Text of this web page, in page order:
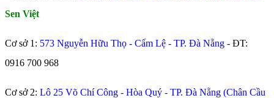
Sen Việt
Cơ sở 1: 573 Nguyễn Hữu Thọ - Cẩm Lệ - TP. Đà Nẵng - ĐT:
0916 700 968
Cơ sở 2: Lô 25 Võ Chí Công - Hòa Quý - TP. Đà Nẵng (Chân Cầu